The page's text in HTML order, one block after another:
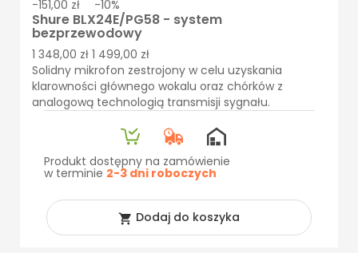
-151,00 zł -10%
Shure BLX24E/PG58 - system
bezprzewodowy
1 348,00 zł 1 499,00 zł
Solidny mikrofon zestrojony w celu uzyskania
klarowności głównego wokalu oraz chórków z
analogową technologią transmisji sygnału.
Produkt dostępny na zamówienie
w terminie 2-3 dni roboczych
 Dodaj do koszyka